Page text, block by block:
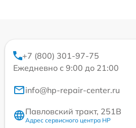
+7 (800) 301-97-75
Ежедневно с 9:00 до 21:00
info@hp-repair-center.ru
Павловский тракт, 251В
Адрес сервисного центра HP